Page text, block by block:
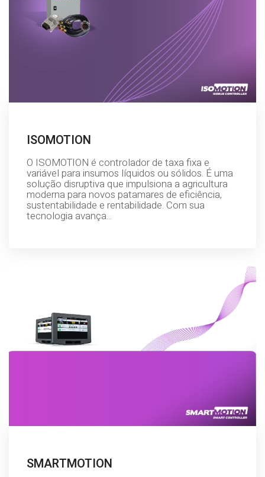
ISOMOTION
O ISOMOTION é controlador de taxa fixa e
variável para insumos líquidos ou sólidos. É uma
solução disruptiva que impulsiona a agricultura
moderna para novos patamares de eficiência,
sustentabilidade e rentabilidade. Com sua
tecnologia avança...
SMARTMOTION